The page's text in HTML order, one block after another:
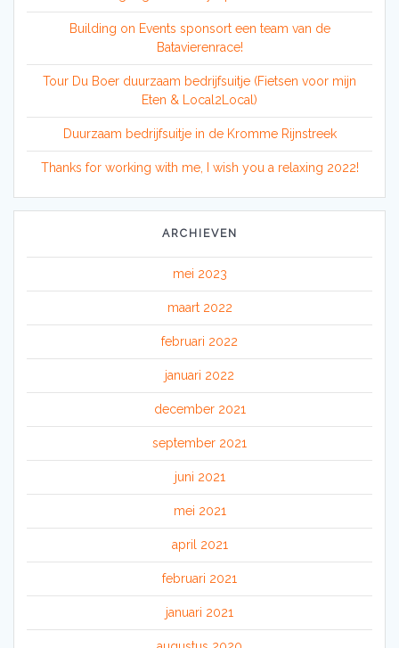
Building on Events sponsort een team van de
Batavierenrace!
Tour Du Boer duurzaam bedrijfsuitje (Fietsen voor mijn
Eten & Local2Local)
Duurzaam bedrijfsuitje in de Kromme Rijnstreek
Thanks for working with me, I wish you a relaxing 2022!
ARCHIEVEN
mei 2023
maart 2022
februari 2022
januari 2022
december 2021
september 2021
juni 2021
mei 2021
april 2021
februari 2021
januari 2021